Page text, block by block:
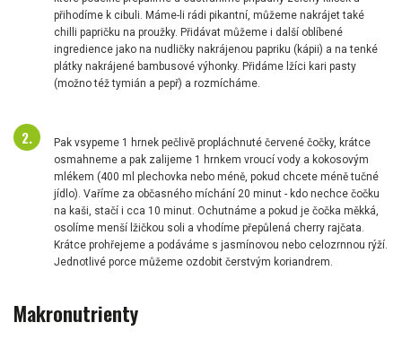
přihodíme k cibuli. Máme-li rádi pikantní, můžeme nakrájet také
chilli papričku na proužky. Přidávat můžeme i další oblíbené
ingredience jako na nudličky nakrájenou papriku (kápii) a na tenké
plátky nakrájené bambusové výhonky. Přidáme lžíci kari pasty
(možno též tymián a pepř) a rozmícháme.
Pak vsypeme 1 hrnek pečlivě propláchnuté červené čočky, krátce
osmahneme a pak zalijeme 1 hrnkem vroucí vody a kokosovým
mlékem (400 ml plechovka nebo méně, pokud chcete méně tučné
jídlo). Vaříme za občasného míchání 20 minut - kdo nechce čočku
na kaši, stačí i cca 10 minut. Ochutnáme a pokud je čočka měkká,
osolíme menší lžičkou soli a vhodíme přepůlená cherry rajčata.
Krátce prohřejeme a podáváme s jasmínovou nebo celozrnnou rýží.
Jednotlivé porce můžeme ozdobit čerstvým koriandrem.
Makronutrienty